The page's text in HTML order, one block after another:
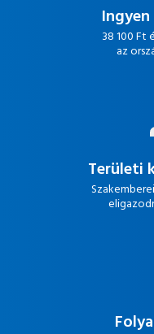
38 100 Ft
az
Területi